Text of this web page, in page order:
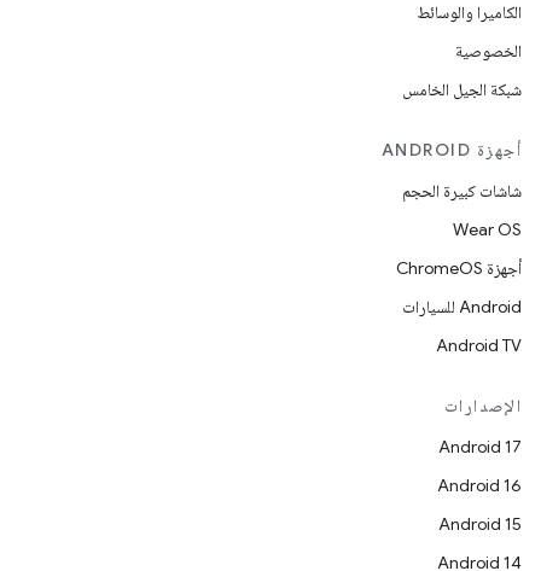
الكاميرا والوسائط
الخصوصية
شبكة الجيل الخامس
أجهزة ANDROID
شاشات كبيرة الحجم
Wear OS
أجهزة ChromeOS
Android للسيارات
Android TV
الإصدارات
Android 17
Android 16
Android 15
Android 14